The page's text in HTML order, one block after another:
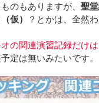
のもありますが、 聖
仮）
？とかは、全然
の関連演習記録だけ
定は無いみたいです。